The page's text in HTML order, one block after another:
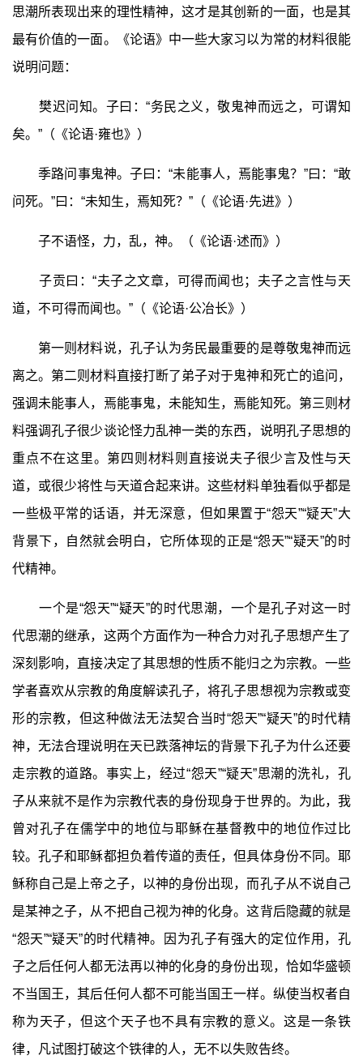
思潮所表现出来的理性精神，这才是其创新的一面，也是其
最有价值的一面。《论语》中一些大家习以为常的材料很能
说明问题：
樊迟问知。子曰：“务民之义，敬鬼神而远之，可谓知
矣。”（《论语·雍也》）
季路问事鬼神。子曰：“未能事人，焉能事鬼？”曰：“敢
问死。”曰：“未知生，焉知死？”（《论语·先进》）
子不语怪，力，乱，神。（《论语·述而》）
子贡曰：“夫子之文章，可得而闻也；夫子之言性与天
道，不可得而闻也。”（《论语·公冶长》）
第一则材料说，孔子认为务民最重要的是尊敬鬼神而远
离之。第二则材料直接打断了弟子对于鬼神和死亡的追问，
强调未能事人，焉能事鬼，未能知生，焉能知死。第三则材
料强调孔子很少谈论怪力乱神一类的东西，说明孔子思想的
重点不在这里。第四则材料则直接说夫子很少言及性与天
道，或很少将性与天道合起来讲。这些材料单独看似乎都是
一些极平常的话语，并无深意，但如果置于“怨天”“疑天”大
背景下，自然就会明白，它所体现的正是“怨天”“疑天”的时
代精神。
一个是“怨天”“疑天”的时代思潮，一个是孔子对这一时
代思潮的继承，这两个方面作为一种合力对孔子思想产生了
深刻影响，直接决定了其思想的性质不能归之为宗教。一些
学者喜欢从宗教的角度解读孔子，将孔子思想视为宗教或变
形的宗教，但这种做法无法契合当时“怨天”“疑天”的时代精
神，无法合理说明在天已跌落神坛的背景下孔子为什么还要
走宗教的道路。事实上，经过“怨天”“疑天”思潮的洗礼，孔
子从来就不是作为宗教代表的身份现身于世界的。为此，我
曾对孔子在儒学中的地位与耶稣在基督教中的地位作过比
较。孔子和耶稣都担负着传道的责任，但具体身份不同。耶
稣称自己是上帝之子，以神的身份出现，而孔子从不说自己
是某神之子，从不把自己视为神的化身。这背后隐藏的就是
“怨天”“疑天”的时代精神。因为孔子有强大的定位作用，孔
子之后任何人都无法再以神的化身的身份出现，恰如华盛顿
不当国王，其后任何人都不可能当国王一样。纵使当权者自
称为天子，但这个天子也不具有宗教的意义。这是一条铁
律，凡试图打破这个铁律的人，无不以失败告终。